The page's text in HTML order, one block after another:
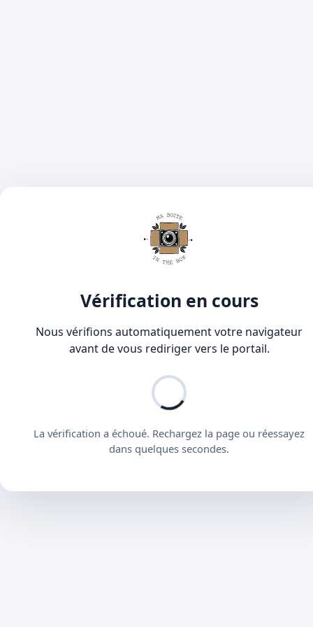
Vérification en cours
Nous vérifions automatiquement votre navigateur
avant de vous rediriger vers le portail.
La vérification a échoué. Rechargez la page ou réessayez
dans quelques secondes.